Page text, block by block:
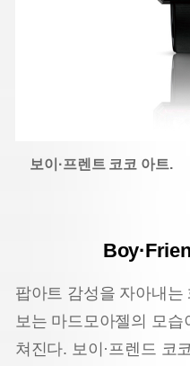
보이·프렌트 코코 아트.
팝아트 감성을 자아내
보는 마드모아젤의 모
쳐진다. 보이·프렌드 코